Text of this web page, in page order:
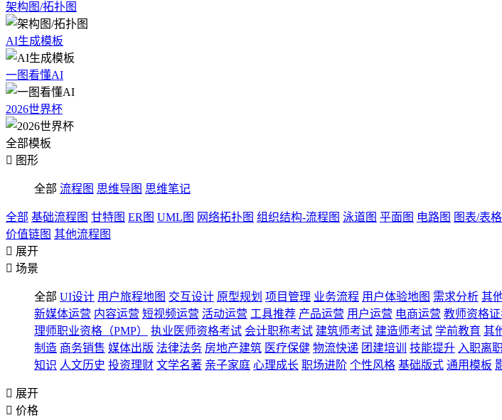
架构图/拓扑图
AI生成模板
一图看懂AI
2026世界杯
全部模板
 图形
全部 流程图 思维导图 思维笔记
全部 基础流程图 甘特图 ER图 UML图 网络拓扑图 组织结构-流程图 泳道图 平面图 电路图 图表/表格
价值链图 其他流程图
 展开
 场景
全部 UI设计 用户旅程地图 交互设计 原型规划 项目管理 业务流程 用户体验地图 需求分析 其
新媒体运营 内容运营 短视频运营 活动运营 工具推荐 产品运营 用户运营 电商运营 教师资格
理师职业资格（PMP）
执业医师资格考试 会计职称考试 建筑师考试 建造师考试 学前教育 其
制造 商务销售 媒体出版 法律法务 房地产建筑 医疗保健 物流快递 团建培训 技能提升 入职离职
知识 人文历史 投资理财 文学名著 亲子家庭 心理成长 职场进阶 个性风格 基础版式 通用模板
 展开
 价格